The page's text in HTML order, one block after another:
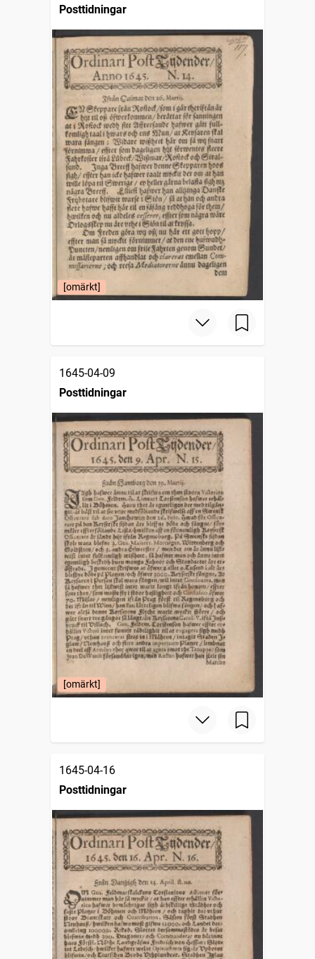
Posttidningar
[omärkt]
1645-04-09
Posttidningar
[omärkt]
1645-04-16
Posttidningar